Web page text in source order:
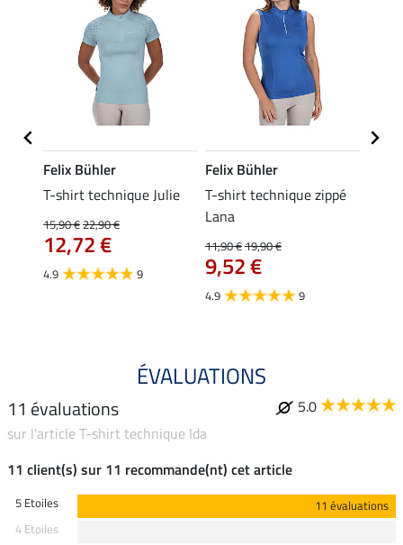
Felix Bühler
T-shirt technique Julie
15,90 €22,90 €
12,72 €
4.9 9
Felix Bühler
T-shirt technique zippé
Lana
11,90 €19,90 €
9,52 €
4.9 9
ÉVALUATIONS
11 évaluations
5.0
sur l'article T-shirt technique Ida
11 client(s) sur 11 recommande(nt) cet article
5 Etoiles
11 évaluations
4 Etoiles